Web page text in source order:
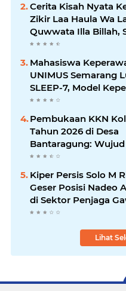
Cerita Kisah Nyata
Zikir Laa Haula Wa
Quwwata Illa Billah,
dan Membawa
Kambing
Mahasiswa
UNIMUS Semarang
SLEEP-7, Model
Digital Hibrida
untuk Tingkatkan
Pasien Hipertensi
Pembukaan KKN
Tahun 2026 di Desa
Bantaragung:
Perguruan Tinggi
Pemberdayaan
Kiper Persis Solo M
Geser Posisi Nadeo
di Sektor Penjaga
Timnas Indonesia
Lihat